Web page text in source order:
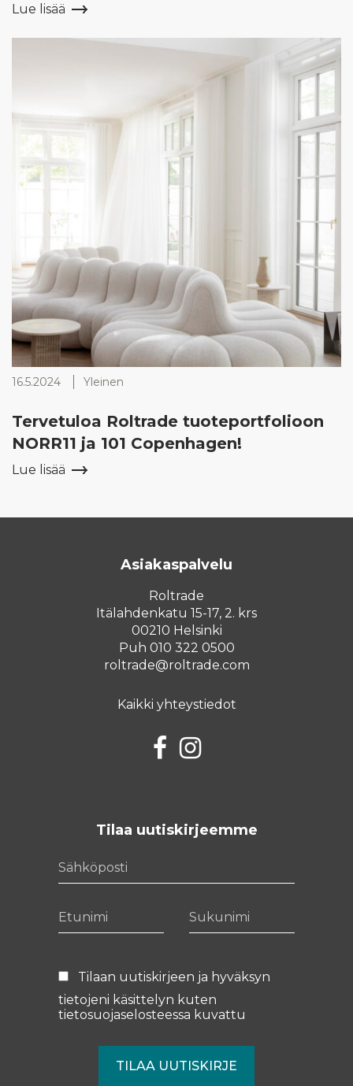
Lue lisää
16.5.2024 Yleinen
Tervetuloa Roltrade tuoteportfolioon
NORR11 ja 101 Copenhagen!
Lue lisää
Asiakaspalvelu
Roltrade
Itälahdenkatu 15-17, 2. krs
00210 Helsinki
Puh 010 322 0500
roltrade@roltrade.com
Kaikki yhteystiedot
FacebookInstagram
Tilaa uutiskirjeemme
Sähköposti
Etunimi Sukunimi
Tilaan uutiskirjeen ja hyväksyn
tietojeni käsittelyn kuten
tietosuojaselosteessa kuvattu